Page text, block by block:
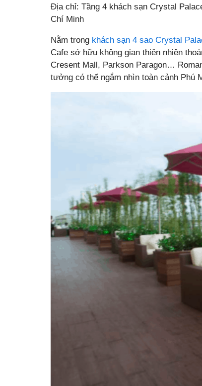
Địa chỉ: Tầng 4 khách sạn Crystal
Chí Minh
Nằm trong khách sạn 4 sao Crystal
Cafe sở hữu không gian thiên nhiên
Cresent Mall, Parkson Paragon…
tưởng có thể ngắm nhìn toàn cảnh Phú